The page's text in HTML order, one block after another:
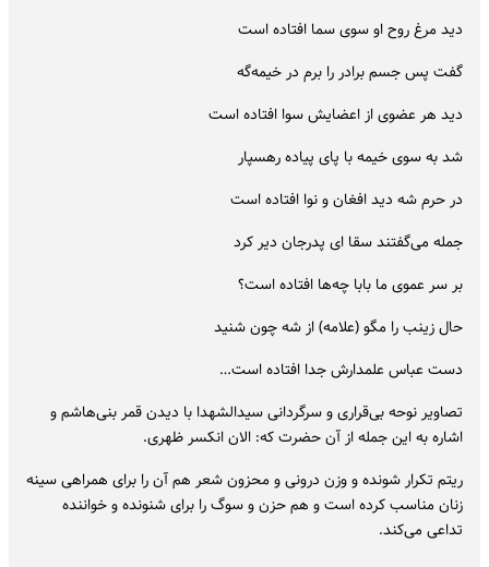
دید مرغ روح او سوی سما افتاده است
گفت پس جسم برادر را برم در خیمه‌گه
دید هر عضوی از اعضایش سوا افتاده است
شد به سوی خیمه با پای پیاده رهسپار
در حرم شه دید افغان و نوا افتاده است
جمله می‌گفتند سقا ای پدرجان دیر کرد
بر سر عموی ما بابا چه‌ها افتاده است؟
حال زینب را مگو (علامه) از شه چون شنید
دست عباس علمدارش جدا افتاده است…
تصاویر نوحه بی‌قراری و سرگردانی سیدالشهدا با دیدن قمر بنی‌هاشم و
اشاره به این جمله از آن حضرت که: الان انکسر ظهری.
ریتم تکرار شونده و وزن درونی و محزون شعر هم آن را برای همراهی سینه
زنان مناسب کرده است و هم حزن و سوگ را برای شنونده و خواننده
تداعی می‌کند.